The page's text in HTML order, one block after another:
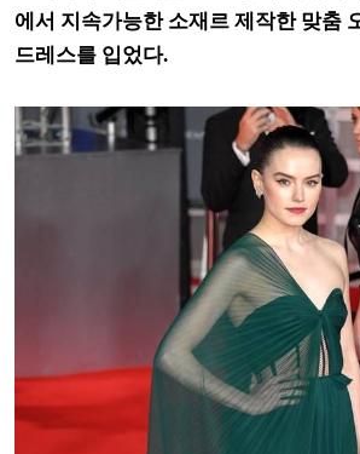
에서 지속가능한 소재르 제작한 맞춤
드레스를 입었다.